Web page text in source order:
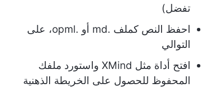
تفضل)
احفظ النص كملف .md أو .opml، على
التوالي
افتح أداة مثل XMind واستورد ملفك
المحفوظ للحصول على الخريطة الذهنية